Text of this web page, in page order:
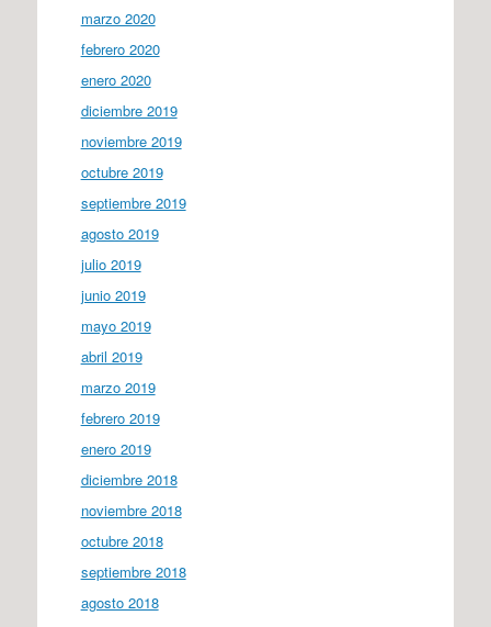
marzo 2020
febrero 2020
enero 2020
diciembre 2019
noviembre 2019
octubre 2019
septiembre 2019
agosto 2019
julio 2019
junio 2019
mayo 2019
abril 2019
marzo 2019
febrero 2019
enero 2019
diciembre 2018
noviembre 2018
octubre 2018
septiembre 2018
agosto 2018